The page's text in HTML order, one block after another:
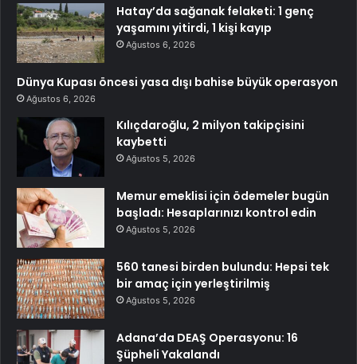
Hatay’da sağanak felaketi: 1 genç
yaşamını yitirdi, 1 kişi kayıp
Ağustos 6, 2026
Dünya Kupası öncesi yasa dışı bahise büyük operasyon
Ağustos 6, 2026
Kılıçdaroğlu, 2 milyon takipçisini
kaybetti
Ağustos 5, 2026
Memur emeklisi için ödemeler bugün
başladı: Hesaplarınızı kontrol edin
Ağustos 5, 2026
560 tanesi birden bulundu: Hepsi tek
bir amaç için yerleştirilmiş
Ağustos 5, 2026
Adana’da DEAŞ Operasyonu: 16
Şüpheli Yakalandı